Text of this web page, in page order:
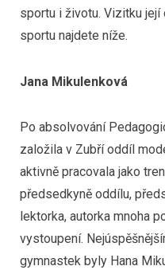
sportu i životu. Vizitku
sportu najdete níže.
Jana Mikulenková
Po absolvování
založila v Zubří oddíl
aktivně pracovala jako
předsedkyně oddílu,
lektorka, autorka mnoha
vystoupení.
gymnastek byly Hana